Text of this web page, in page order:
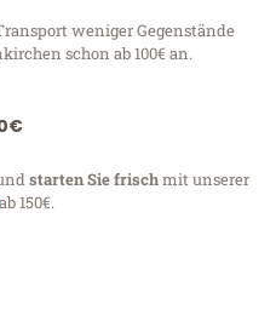
weniger Gegenstände
schon ab 100€ an.
starten Sie frischmit unserer
ab 150€.